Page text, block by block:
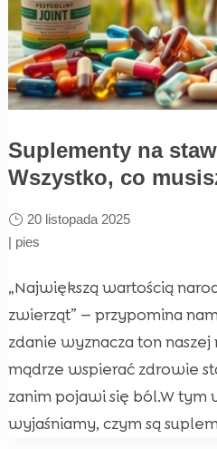
Suplementy na
Wszystko, co
20 listopada 2025
| pies
„Największą wartością
zwierząt” — przypomina
zdanie wyznacza ton
mądrze wspierać zdrowie
zanim pojawi się ból.W tym
wyjaśniamy, czym są